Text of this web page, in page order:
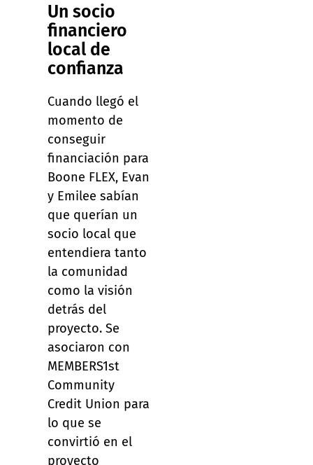
Un socio
financiero
local de
confianza
Cuando llegó el
momento de
conseguir
financiación para
Boone FLEX, Evan
y Emilee sabían
que querían un
socio local que
entendiera tanto
la comunidad
como la visión
detrás del
proyecto. Se
asociaron con
MEMBERS1st
Community
Credit Union para
lo que se
convirtió en el
proyecto